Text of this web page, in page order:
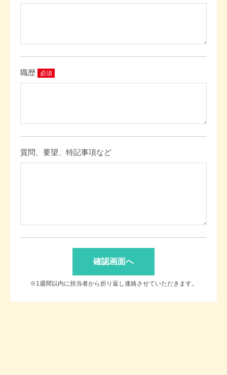
職歴 必須
質問、要望、特記事項など
※1週間以内に担当者から折り返し連絡させていただきます。